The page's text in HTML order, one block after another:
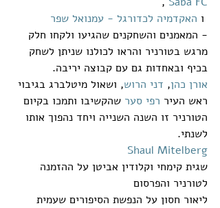
האקדמיה לכדורגל - עמנואל שפר
- המאמנים והשחקנים שהגיעו ולקחו חלק
מרגש בטורניר והראו לכולנו שניתן לשחק
בכיף ובאחדות גם עם קבוצה יריבה.
אורן כהן, דני הרוש, ושאול מיטלברג בגיבוי
ראש העיר רפי סער שהקשיבו ותמכו בקיום
הטורניר זו השנה השנייה ויחד נהפוך אותו
לשנתי.
Shaul Mitelberg
שגית קימחי וקלודין אביטן על ההזמנה
לטורניר והפרסום
ליאור חסון על הנפשת הסיפורים שעמית